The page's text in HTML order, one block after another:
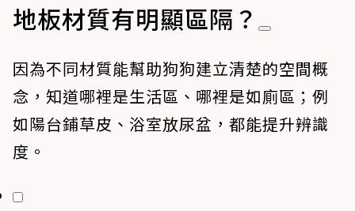
地板材質有明顯區隔？
因為不同材質能幫助狗狗建立清楚的空間概
念，知道哪裡是生活區、哪裡是如廁區；例
如陽台鋪草皮、浴室放尿盆，都能提升辨識
度。